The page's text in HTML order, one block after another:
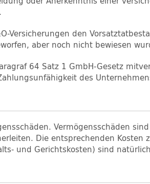
Versicherungen den
aber noch nicht bewiesen
64 Satz 1 GmbH-Gesetz
des
Vermögensschäden
Die entsprechenden Kosten
und Gerichtskosten) sind